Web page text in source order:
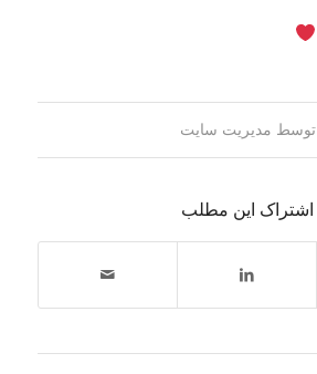
توسط مدیریت سایت
اشتراک این مطلب